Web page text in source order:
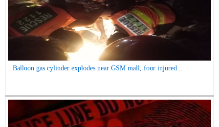
Balloon gas cylinder explodes near GSM mall, four injured...